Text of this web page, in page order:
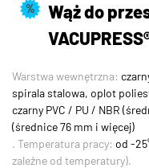
%
Wąż do
Warstwa wewnętrzna:
spirala stalowa, oplot
czarny PVC / PU / NBR
(średnice 76 mm i więcej)
. Temperatura pracy: od -
zależne od temperatury).